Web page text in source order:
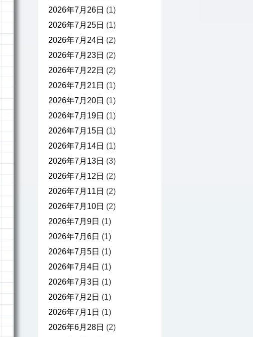
2026年7月26日 (1)
2026年7月25日 (1)
2026年7月24日 (2)
2026年7月23日 (2)
2026年7月22日 (2)
2026年7月21日 (1)
2026年7月20日 (1)
2026年7月19日 (1)
2026年7月15日 (1)
2026年7月14日 (1)
2026年7月13日 (3)
2026年7月12日 (2)
2026年7月11日 (2)
2026年7月10日 (2)
2026年7月9日 (1)
2026年7月6日 (1)
2026年7月5日 (1)
2026年7月4日 (1)
2026年7月3日 (1)
2026年7月2日 (1)
2026年7月1日 (1)
2026年6月28日 (2)